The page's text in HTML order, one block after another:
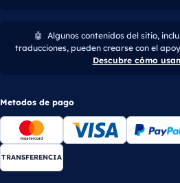
🤖 Algunos contenidos del sitio,
traducciones, pueden crearse con el
Descubre cómo
Metodos de pago
TRANSFERENCIA